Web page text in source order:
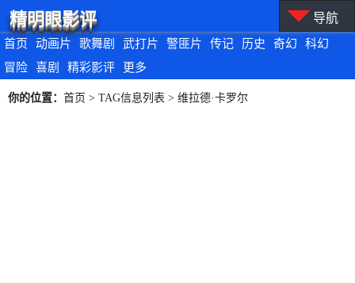
首页 动画片 歌舞剧 武打片 警匪片 传记 历史 奇幻
科幻
冒险
喜剧 精彩影评 更多
精明眼影评 导航
你的位置： 首页 > TAG信息列表 > 维拉德·卡罗尔